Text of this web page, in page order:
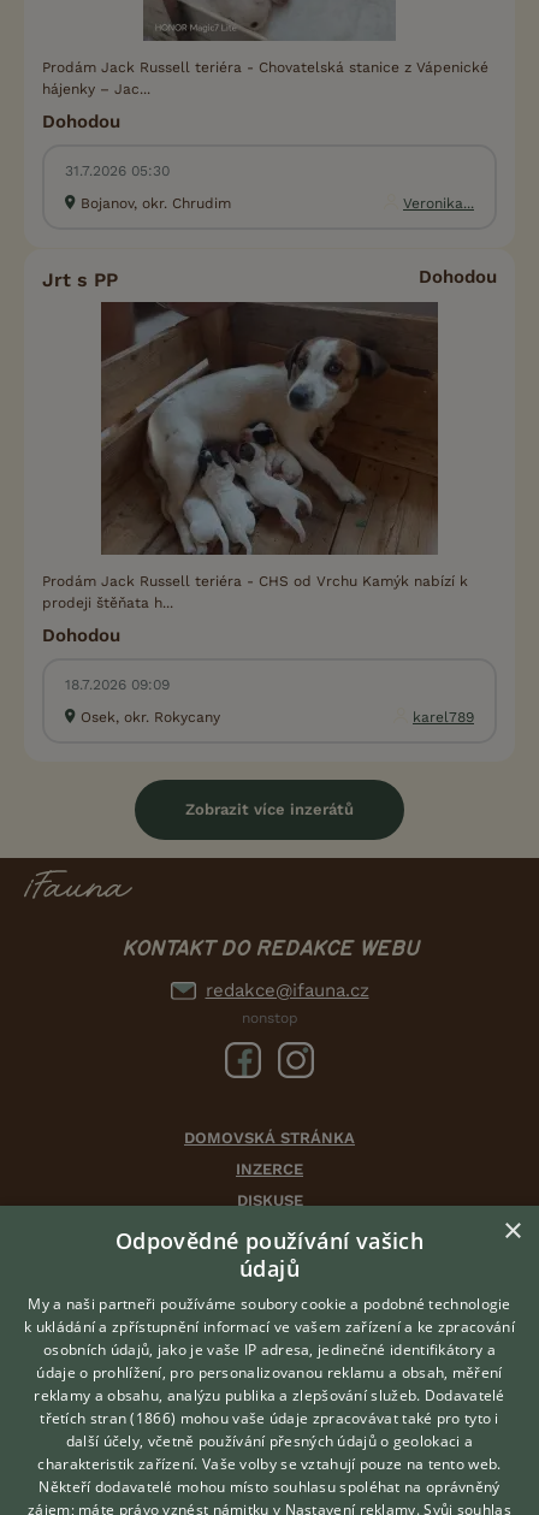
Prodám Jack Russell teriéra - Chovatelská stanice z Vápenické
hájenky – Jac...
Dohodou
31.7.2026 05:30
Bojanov, okr. Chrudim
Veronika...
Jrt s PP Dohodou
Prodám Jack Russell teriéra - CHS od Vrchu Kamýk nabízí k
prodeji štěňata h...
Dohodou
18.7.2026 09:09
Osek, okr. Rokycany
karel789
Zobrazit více inzerátů
KONTAKT DO REDAKCE WEBU
redakce@ifauna.cz
nonstop
DOMOVSKÁ STRÁNKA
INZERCE
DISKUSE
ČLÁNKY
CHOVATELSKÉ STANICE
VÝBĚR VHODNÉHO PLEMENE
O nás
Kontakt
Možnosti zvýraznění inzerátů
Podmínky užití
Hledáte zvířecího kamaráda?
Zdarma vám poradí
VETERINÁŘ ONLINE
KONZULTOVAT S
×
Odpovědné používání vašich
údajů
My a naši partneři používáme soubory cookie a podobné technologie
k ukládání a zpřístupnění informací ve vašem zařízení a ke zpracování
osobních údajů, jako je vaše IP adresa, jedinečné identifikátory a
údaje o prohlížení, pro personalizovanou reklamu a obsah, měření
reklamy a obsahu, analýzu publika a zlepšování služeb. Dodavatelé
třetích stran (1866) mohou vaše údaje zpracovávat také pro tyto i
další účely, včetně používání přesných údajů o geolokaci a
charakteristik zařízení. Vaše volby se vztahují pouze na tento web.
Někteří dodavatelé mohou místo souhlasu spoléhat na oprávněný
zájem; máte právo vznést námitku v Nastavení reklamy. Svůj souhlas